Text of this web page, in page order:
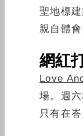
聖地標
親自體會
網紅
Love
場。週
只有在